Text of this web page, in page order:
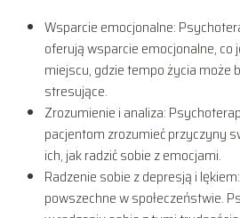
Wsparcie emocjonalne:
oferują wsparcie emocjonalne,
miejscu, gdzie tempo życia może
stresujące.
Zrozumienie i analiza:
pacjentom zrozumieć przyczyny
ich, jak radzić sobie z emocjami.
Radzenie sobie z depresją i
powszechne w społeczeństwie.